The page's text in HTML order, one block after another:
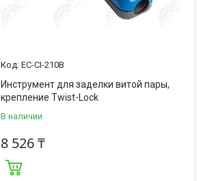
EC-CI-210B
Инструмент для заделки витой пары,
крепление Twist-Lock
В наличии
8 526 ₸